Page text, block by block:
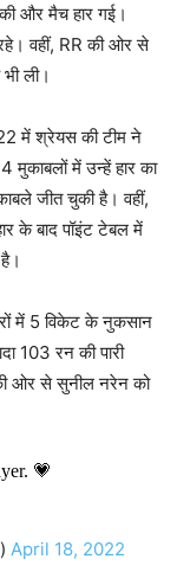
और मैच हार गई।
वहीं, RR की ओर से
ली।
में श्रेयस की टीम ने
में उन्हें हार का
जीत चुकी है। वहीं,
के बाद पॉइंट टेबल में
में 5 विकेट के नुकसान
103 रन की पारी
ओर से सुनील नरेन को
💗
April 18, 2022